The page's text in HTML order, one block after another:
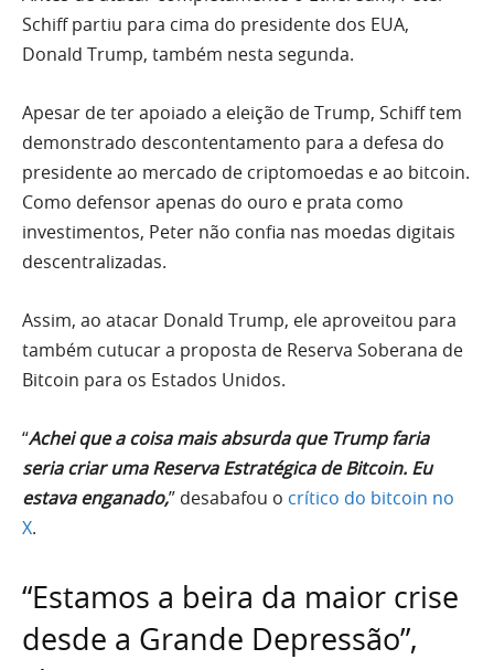
Schiff partiu para cima do presidente dos EUA,
Donald Trump, também nesta segunda.
Apesar de ter apoiado a eleição de Trump, Schiff tem
demonstrado descontentamento para a defesa do
presidente ao mercado de criptomoedas e ao bitcoin.
Como defensor apenas do ouro e prata como
investimentos, Peter não confia nas moedas digitais
descentralizadas.
Assim, ao atacar Donald Trump, ele aproveitou para
também cutucar a proposta de Reserva Soberana de
Bitcoin para os Estados Unidos.
“Achei que a coisa mais absurda que Trump faria
seria criar uma Reserva Estratégica de Bitcoin. Eu
estava enganado,” desabafou o crítico do bitcoin no
X.
“Estamos a beira da maior crise
desde a Grande Depressão”,